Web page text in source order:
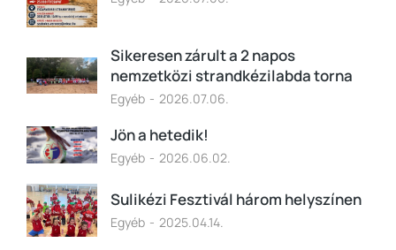
Sikeresen zárult a 2 napos
nemzetközi strandkézilabda torna
Egyéb 2026.07.06.
Jön a hetedik!
Egyéb 2026.06.02.
Sulikézi Fesztivál három helyszínen
Egyéb 2025.04.14.